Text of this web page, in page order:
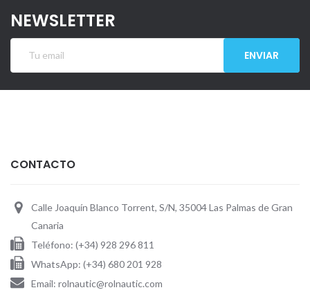
NEWSLETTER
ENVIAR
CONTACTO
Calle Joaquín Blanco Torrent, S/N, 35004 Las Palmas de Gran
Canaria
Teléfono: (+34) 928 296 811
WhatsApp: (+34) 680 201 928
Email: rolnautic@rolnautic.com